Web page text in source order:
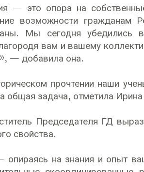
— это опора на
возможности гражданам
Мы сегодня убедились в
вам и вашему
— добавила она.
прочтении наши
задача, отметила
Председателя ГД
свойства.
на знания и опыт